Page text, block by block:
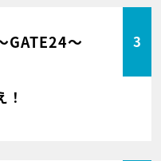
GATE24～ 3